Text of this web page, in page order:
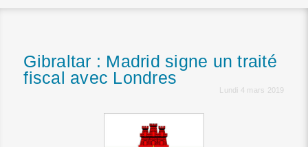
Gibraltar : Madrid signe un traité
fiscal avec Londres
Lundi 4 mars 2019